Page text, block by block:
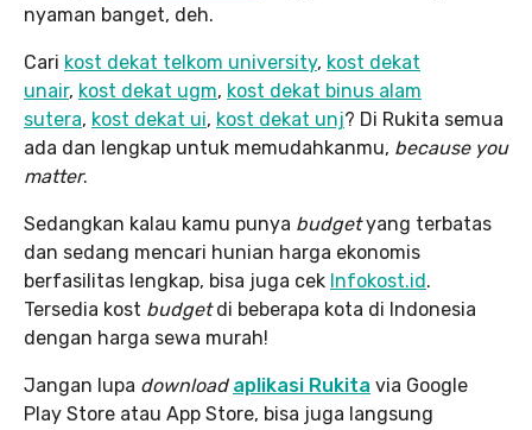
nyaman banget, deh.
Cari kost dekat telkom university, kost dekat
unair, kost dekat ugm, kost dekat binus alam
sutera, kost dekat ui, kost dekat unj? Di Rukita semua
ada dan lengkap untuk memudahkanmu, because you
matter.
Sedangkan kalau kamu punya budgetyang terbatas
dan sedang mencari hunian harga ekonomis
berfasilitas lengkap, bisa juga cek Infokost.id.
Tersedia kost budgetdi beberapa kota di Indonesia
dengan harga sewa murah!
Jangan lupa download aplikasi Rukita via Google
Play Store atau App Store, bisa juga langsung